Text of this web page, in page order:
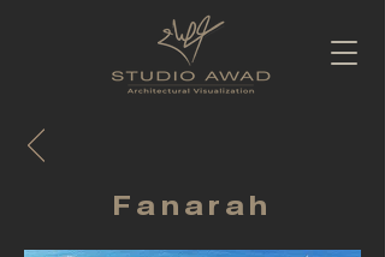
Fanarah